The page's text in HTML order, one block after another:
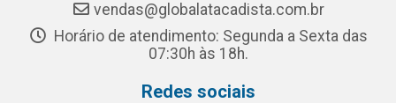
vendas@globalatacadista.com.br
Horário de atendimento: Segunda a Sexta das
07:30h às 18h.
Redes sociais